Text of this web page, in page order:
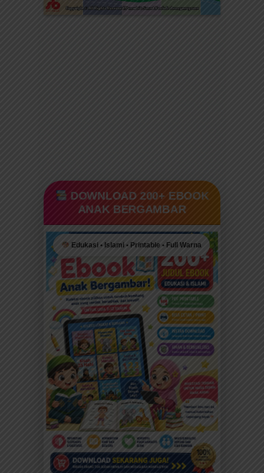
DOWNLOAD 200+ EBOOK
ANAK BERGAMBAR
Edukasi • Islami • Printable • Full Warna